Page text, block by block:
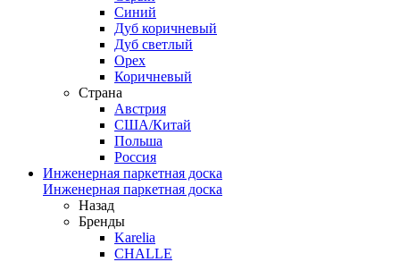
Синий
Дуб коричневый
Дуб светлый
Орех
Коричневый
Страна
Австрия
США/Китай
Польша
Россия
Инженерная паркетная доска
Инженерная паркетная доска
Назад
Бренды
Karelia
CHALLE